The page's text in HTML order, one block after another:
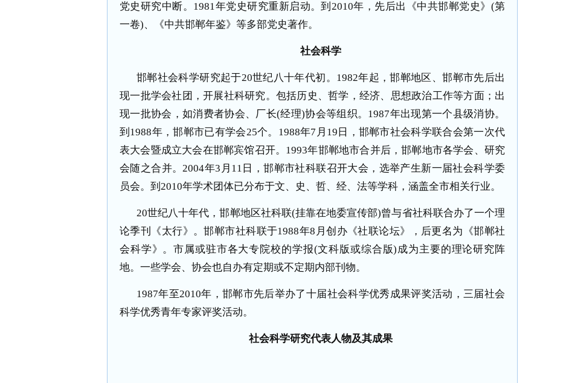
党史研究中断。 1981年党史研究重新启动。到 2010年，先后出《中共邯郸党史》 (第
一卷)、《中共邯郸年鉴》等多部党史著作。
社会科学
邯郸社会科学研究起于20世纪八十年代初。 1982年起，邯郸地区、邯郸市先后出
现一批学会社团，开展社科研究。包括历史、哲学，经济、思想政治工作等方面；出
现一批协会，如消费者协会、厂长(经理)协会等组织。 1987年出现第一个县级消协。
到 1988年，邯郸市已有学会25个。 1988年7 月 19 日，邯郸市社会科学联合会第一次代
表大会暨成立大会在邯郸宾馆召开。 1993年邯郸地市合并后，邯郸地市各学会、研究
会随之合并。2004年3 月 11 日，邯郸市社科联召开大会，选举产生新一届社会科学委
员会。到 2010年学术团体已分布于文、史、哲、经、法等学科，涵盖全市相关行业。
20世纪八十年代，邯郸地区社科联(挂靠在地委宣传部)曾与省社科联合办了一个理
论季刊《太行》。邯郸市社科联于1988年8 月创办《社联论坛》，后更名为《邯郸社
会科学》。市属或驻市各大专院校的学报(文科版或综合版)成为主要的理论研究阵
地。一些学会、协会也自办有定期或不定期内部刊物。
1987年至2010年，邯郸市先后举办了十届社会科学优秀成果评奖活动，三届社会
科学优秀青年专家评奖活动。
社会科学研究代表人物及其成果